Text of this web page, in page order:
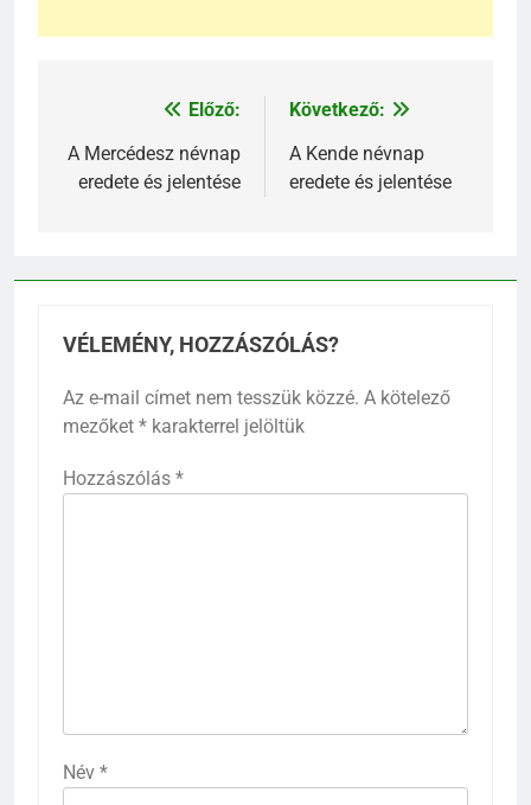
Bejegyzés
navigáció
Előző:
A Mercédesz névnap
eredete és jelentése
Következő:
A Kende névnap
eredete és jelentése
VÉLEMÉNY, HOZZÁSZÓLÁS?
Az e-mail címet nem tesszük közzé. A kötelező
mezőket * karakterrel jelöltük
Hozzászólás *
Név *